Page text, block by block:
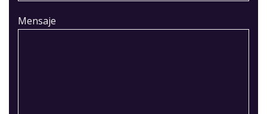
Mensaje